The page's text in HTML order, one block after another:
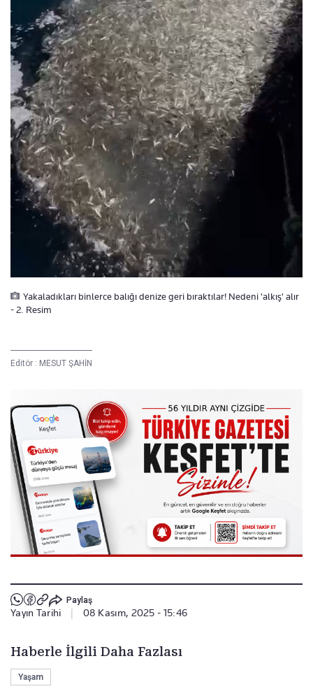
Yakaladıkları binlerce balığı denize geri bıraktılar! Nedeni 'alkış' alır
- 2. Resim
Editör : MESUT ŞAHİN
Paylaş
Yayın Tarihi 08 Kasım, 2025 - 15:46
Haberle İlgili Daha Fazlası
Yaşam